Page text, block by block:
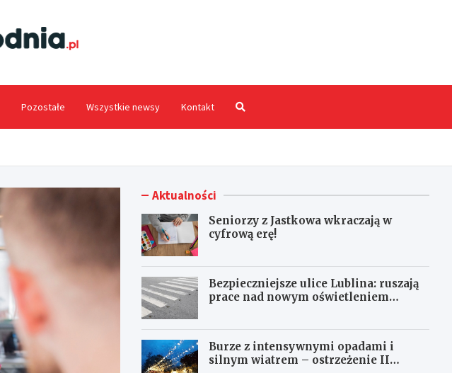
Pozostałe Wszystkie newsy Kontakt
Aktualności
Seniorzy z Jastkowa wkraczają w
cyfrową erę!
Bezpieczniejsze ulice Lublina: ruszają
prace nad nowym oświetleniem
Burze z intensywnymi opadami i
silnym wiatrem – ostrzeżenie II